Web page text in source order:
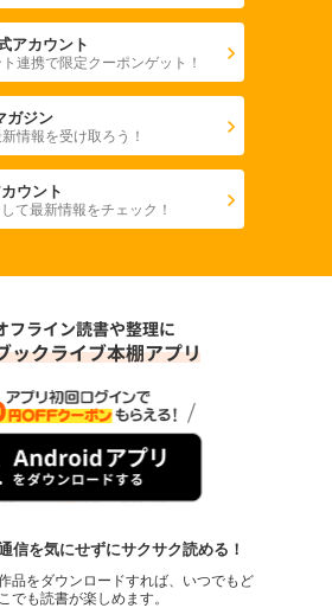
アカウント
連携で限定クーポンゲット！
ガジン
情報を受け取ろう！
ウント
て最新情報をチェック！
信を気にせずにサクサク読める！
品をダウンロードすれば、いつでもど
こでも読書が楽しめます。